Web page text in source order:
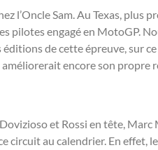
l’Oncle Sam. Au Texas, plus
pilotes engagé en MotoGP.
de cette épreuve, sur ce
encore son propre
et Rossi en tête, Marc
circuit au calendrier. En effet,